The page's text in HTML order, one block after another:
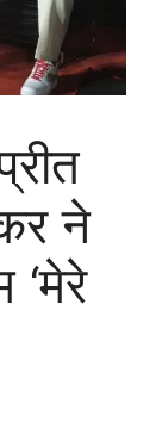
ने
‘मेरे